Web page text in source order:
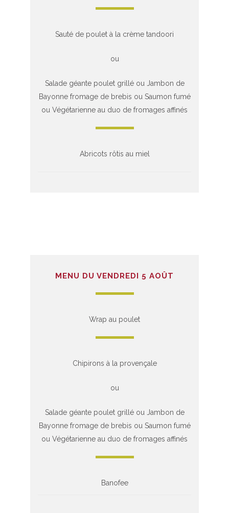
Sauté de poulet à la crème tandoori
ou
Salade géante poulet grillé ou Jambon de
Bayonne fromage de brebis ou Saumon fumé
ou Végétarienne au duo de fromages affinés
Abricots rôtis au miel
MENU DU VENDREDI 5 AOÛT
Wrap au poulet
Chipirons à la provençale
ou
Salade géante poulet grillé ou Jambon de
Bayonne fromage de brebis ou Saumon fumé
ou Végétarienne au duo de fromages affinés
Banofee